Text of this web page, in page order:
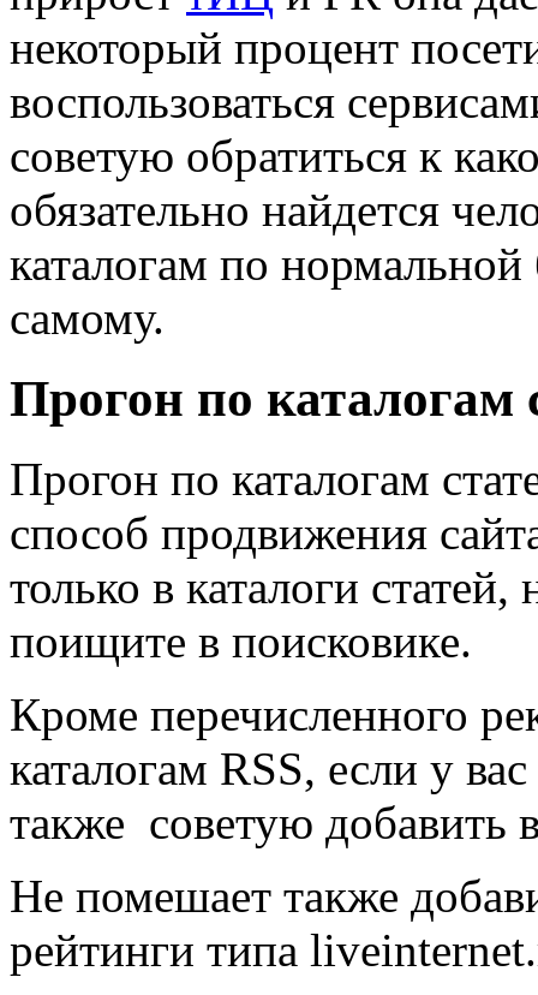
некоторый процент
воспользоваться
советую обратиться к
обязательно найдется
каталогам по
самому.
Прогон по каталогам
Прогон по каталогам
способ продвижения
только в каталоги
поищите в поисковике.
Кроме перечисленного
каталогам RSS, если у
также советую добавить
Не помешает также
рейтинги типа